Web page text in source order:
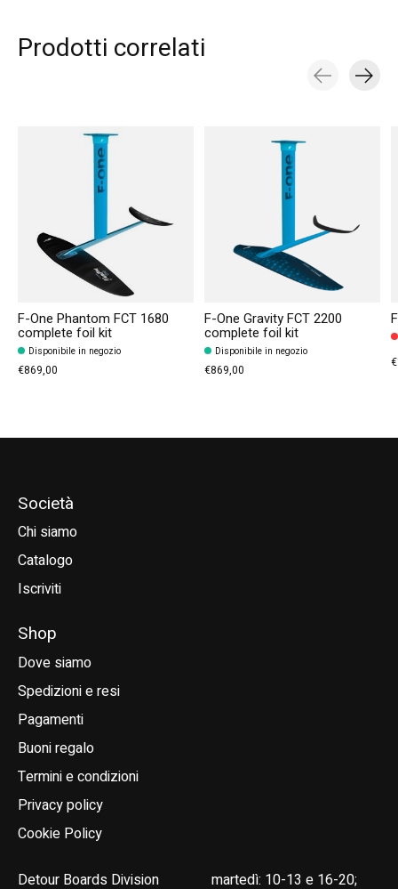
Prodotti correlati
F-One Phantom FCT 1680
complete foil kit
Disponibile in negozio
€869,00
F-One Gravity FCT 2200
complete foil kit
Disponibile in negozio
€869,00
Società
Chi siamo
Catalogo
Iscriviti
Shop
Dove siamo
Spedizioni e resi
Pagamenti
Buoni regalo
Termini e condizioni
Privacy policy
Cookie Policy
Detour Boards Division martedì: 10-13 e 16-20;